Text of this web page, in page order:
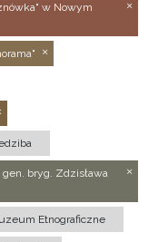
w Nowym
bryg. Zdzisława
Etnograficzne